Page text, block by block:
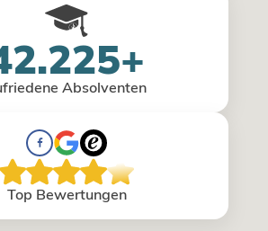
Absolventen
Top Bewertungen